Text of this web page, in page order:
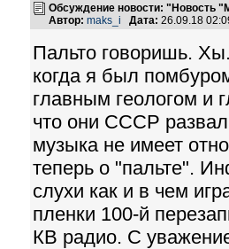
Обсуждение новости: "Новость
Автор: maks_i Дата: 26.09.18
Пальто говоришь.
когда я был
главным геологом и
что они СССР
музыка не имеет
теперь о "пальте".
слухи как и в чем
пленки 100-й
КВ радио. С